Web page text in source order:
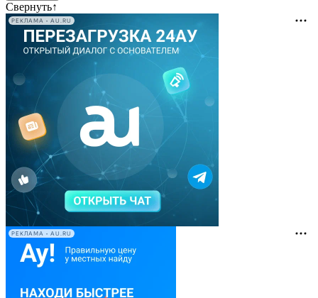
Свернуть↑
РЕКЛАМА • AU.RU
РЕКЛАМА • AU.RU